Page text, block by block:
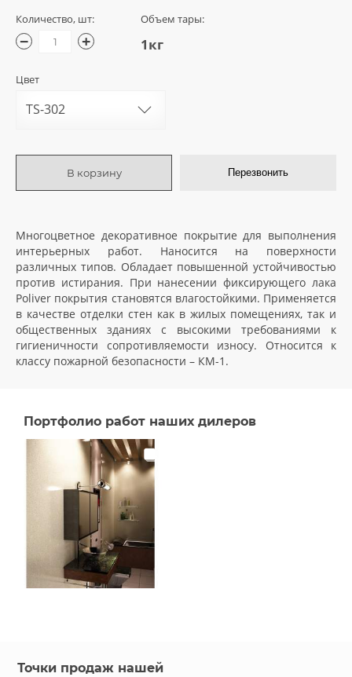
Многоцветное декоративное покрытие для выполнения
интерьерных работ. Наносится на поверхности
различных типов. Обладает повышенной устойчивостью
против истирания. При нанесении фиксирующего лака
Poliver покрытия становятся влагостойкими. Применяется
в качестве отделки стен как в жилых помещениях, так и
общественных зданиях с высокими требованиями к
гигиеничности сопротивляемости износу. Относится к
классу пожарной безопасности – КМ-1.
Объем тары:
1кг
Количество, шт:
− +
Цвет
TS-302
В корзину Перезвонить
Портфолио работ наших дилеров
Точки продаж нашей